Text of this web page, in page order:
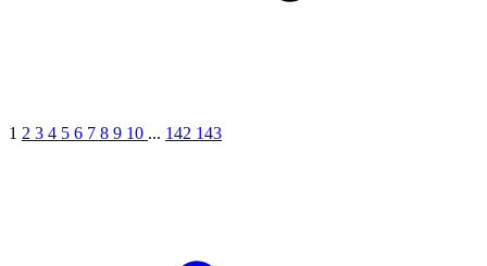
1 2 3 4 5 6 7 8 9 10 ... 142 143